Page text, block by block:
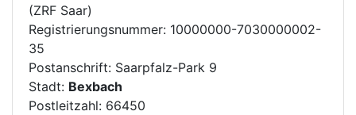
(ZRF Saar)
Registrierungsnummer: 10000000-7030000002-
35
Postanschrift: Saarpfalz-Park 9
Stadt: Bexbach
Postleitzahl: 66450